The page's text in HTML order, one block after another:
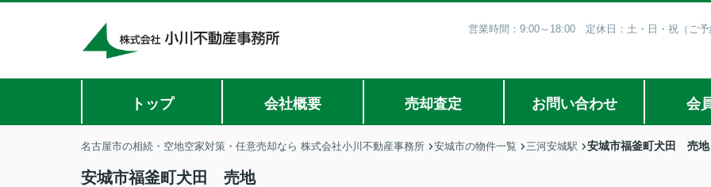
営業時間：9:00～18:00 定休日：土・日・祝（ご
トップ 会社概要 売却査定 お問い合わせ 会
名古屋市の相続・空地空家対策・任意売却なら 株式会社小川不動産事務所 安城市の物件一覧 三河安城駅 安城市福釜町犬田 売地
安城市福釜町犬田 売地